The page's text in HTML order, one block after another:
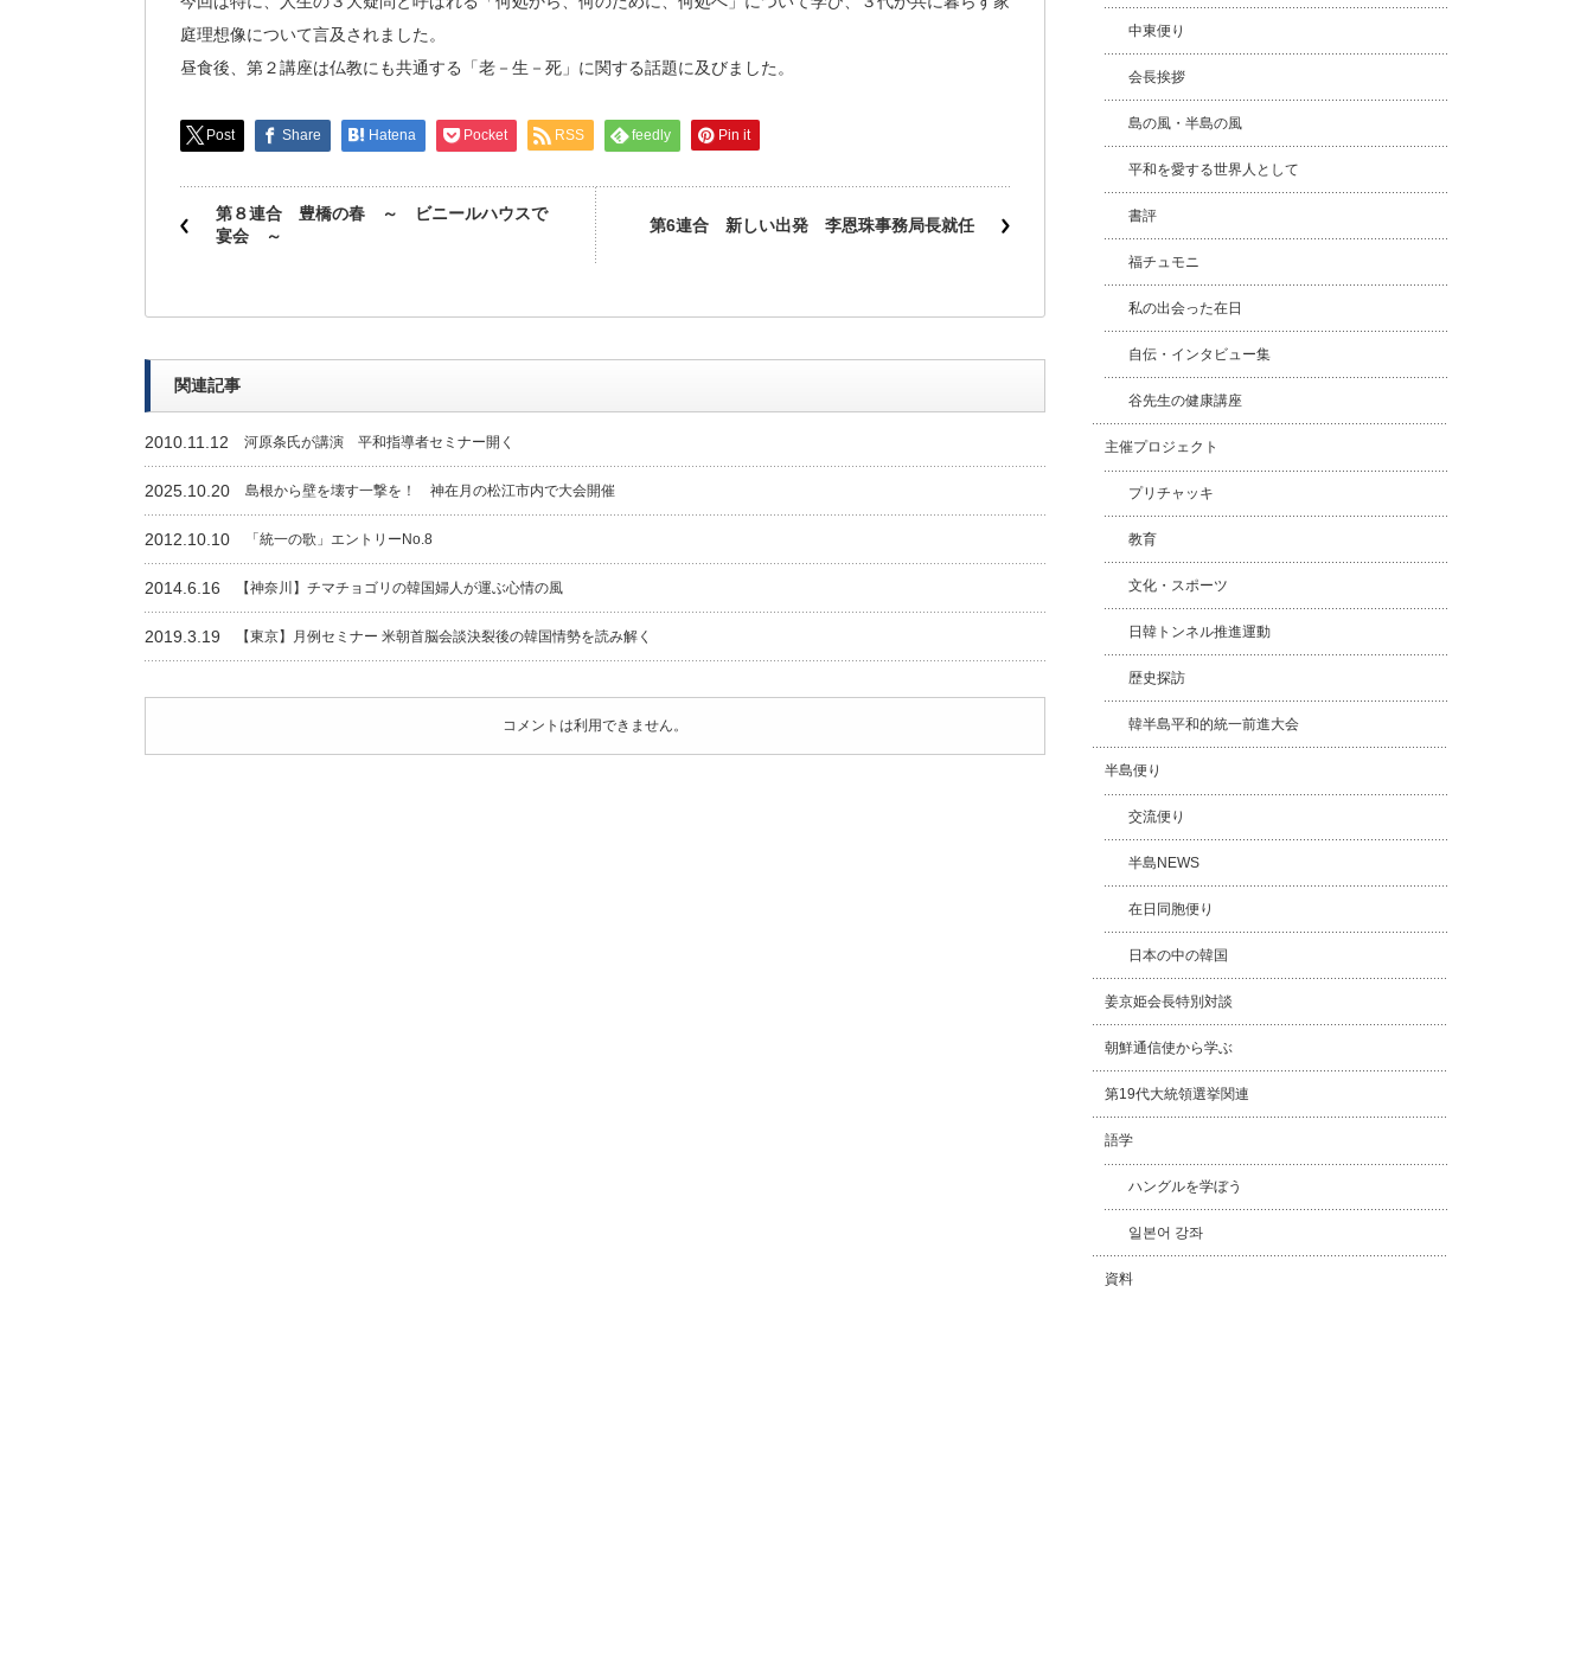
庭理想像について言及されました。
昼食後、第２講座は仏教にも共通する「老－生－死」に関する話題に及びました。
Post Share Hatena Pocket RSS feedly Pin it
第８連合 豊橋の春 ～ ビニールハウスで
宴会 ～
第6連合 新しい出発 李恩珠事務局長就任
関連記事
2010.11.12 河原条氏が講演 平和指導者セミナー開く
2025.10.20 島根から壁を壊す一撃を！ 神在月の松江市内で大会開催
2012.10.10 「統一の歌」エントリーNo.8
2014.6.16 【神奈川】チマチョゴリの韓国婦人が運ぶ心情の風
2019.3.19 【東京】月例セミナー 米朝首脳会談決裂後の韓国情勢を読み解く
コメントは利用できません。
中東便り
会長挨拶
島の風・半島の風
平和を愛する世界人として
書評
福チュモニ
私の出会った在日
自伝・インタビュー集
谷先生の健康講座
主催プロジェクト
プリチャッキ
教育
文化・スポーツ
日韓トンネル推進運動
歴史探訪
韓半島平和的統一前進大会
半島便り
交流便り
半島NEWS
在日同胞便り
日本の中の韓国
姜京姫会長特別対談
朝鮮通信使から学ぶ
第19代大統領選挙関連
語学
ハングルを学ぼう
일본어 강좌
資料